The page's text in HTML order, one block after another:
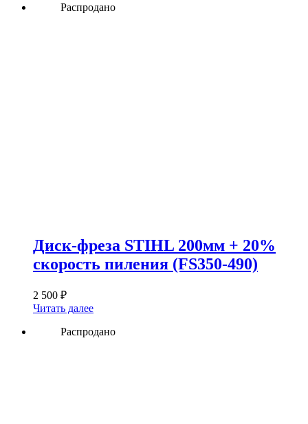
Распродано
Диск-фреза STIHL 200мм + 20%
скорость пиления (FS350-490)
2 500 ₽
Читать далее
Распродано